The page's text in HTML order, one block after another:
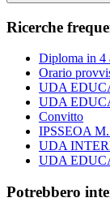
Ricerche
Diploma in
Orario
UDA
UDA
Convitto
IPSSEOA
UDA
UDA
Potrebbero